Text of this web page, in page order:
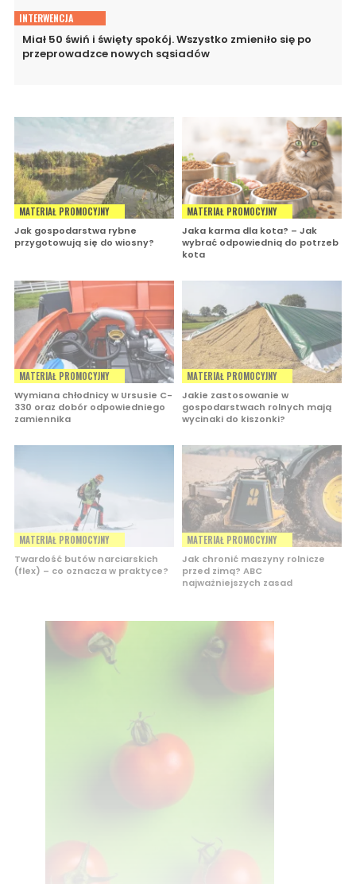
INTERWENCJA
Miał 50 świń i święty spokój. Wszystko zmieniło się po
przeprowadzce nowych sąsiadów
MATERIAŁ PROMOCYJNY
Jak gospodarstwa rybne
przygotowują się do wiosny?
MATERIAŁ PROMOCYJNY
Jaka karma dla kota? – Jak
wybrać odpowiednią do potrzeb
kota
MATERIAŁ PROMOCYJNY
Wymiana chłodnicy w Ursusie C-
330 oraz dobór odpowiedniego
zamiennika
MATERIAŁ PROMOCYJNY
Jakie zastosowanie w
gospodarstwach rolnych mają
wycinaki do kiszonki?
MATERIAŁ PROMOCYJNY
Twardość butów narciarskich
(flex) – co oznacza w praktyce?
MATERIAŁ PROMOCYJNY
Jak chronić maszyny rolnicze
przed zimą? ABC
najważniejszych zasad